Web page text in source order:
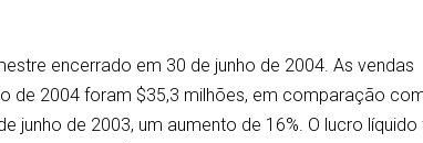
encerrado em 30 de junho de 2004. As vendas
de 2004 foram $35,3 milhões, em comparação
junho de 2003, um aumento de 16%. O lucro líquido